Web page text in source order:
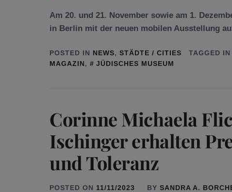
Am 20. und 21. Novem­ber sowie am 1.
in Berlin mit der neuen mobilen Aus­stel­lung
POSTED IN NEWS, STÄDTE / CITIES TAGGED IN
MAGAZIN, JÜDISCHES MUSEUM
Corinne Michaela
Ischinger erhal­ten
und Tole­ranz
POSTED ON 11/11/2023 BY SANDRA A.